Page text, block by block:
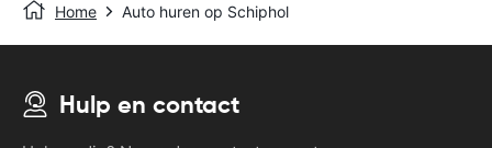
Home Auto huren op Schiphol
Hulp en contact